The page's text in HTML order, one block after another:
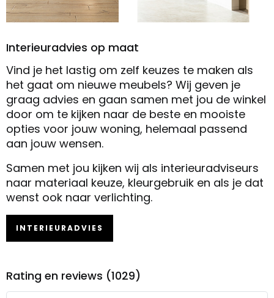
Interieuradvies op maat
Vind je het lastig om zelf keuzes te maken als
het gaat om nieuwe meubels? Wij geven je
graag advies en gaan samen met jou de winkel
door om te kijken naar de beste en mooiste
opties voor jouw woning, helemaal passend
aan jouw wensen.
Samen met jou kijken wij als interieuradviseurs
naar materiaal keuze, kleurgebruik en als je dat
wenst ook naar verlichting.
INTERIEURADVIES
Rating en reviews (1029)